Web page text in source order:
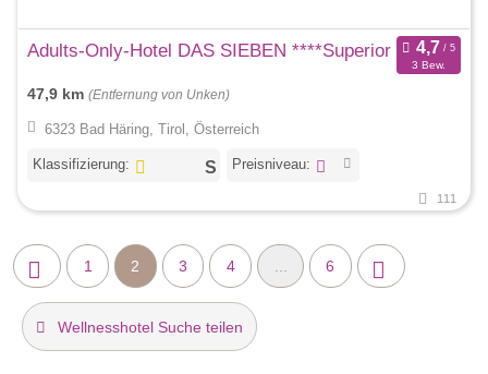
Adults-Only-Hotel DAS SIEBEN ****Superior
3 Bew.
47,9 km (Entfernung von Unken)
6323 Bad Häring, Tirol, Österreich
Klassifizierung: Preisniveau:
111
1 2 3 4 6
Wellnesshotel Suche teilen